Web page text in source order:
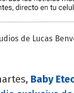
Baby